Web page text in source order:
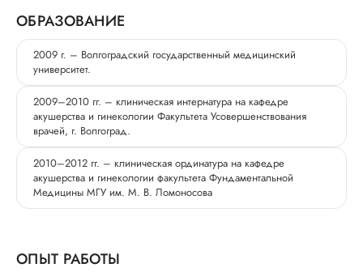
ОБРАЗОВАНИЕ
2009 г. – Волгоградский государственный медицинский
университет.
2009–2010 гг. – клиническая интернатура на кафедре
акушерства и гинекологии Факультета Усовершенствования
врачей, г. Волгоград.
2010–2012 гг. – клиническая ординатура на кафедре
акушерства и гинекологии факультета Фундаментальной
Медицины МГУ им. М. В. Ломоносова
ОПЫТ РАБОТЫ